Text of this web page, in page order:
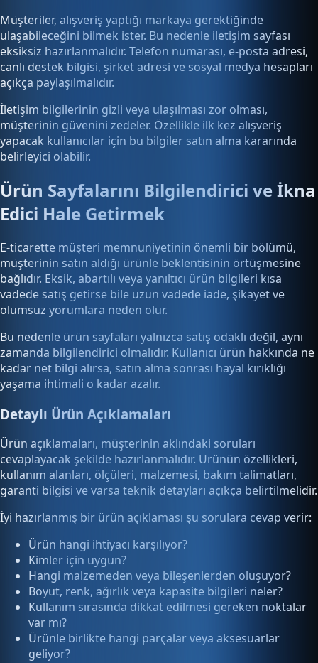
Müşteriler, alışveriş yaptığı markaya gerektiğinde
ulaşabileceğini bilmek ister. Bu nedenle iletişim sayfası
eksiksiz hazırlanmalıdır. Telefon numarası, e-posta adresi,
canlı destek bilgisi, şirket adresi ve sosyal medya hesapları
açıkça paylaşılmalıdır.
İletişim bilgilerinin gizli veya ulaşılması zor olması,
müşterinin güvenini zedeler. Özellikle ilk kez alışveriş
yapacak kullanıcılar için bu bilgiler satın alma kararında
belirleyici olabilir.
Ürün Sayfalarını Bilgilendirici ve İkna
Edici Hale Getirmek
E-ticarette müşteri memnuniyetinin önemli bir bölümü,
müşterinin satın aldığı ürünle beklentisinin örtüşmesine
bağlıdır. Eksik, abartılı veya yanıltıcı ürün bilgileri kısa
vadede satış getirse bile uzun vadede iade, şikayet ve
olumsuz yorumlara neden olur.
Bu nedenle ürün sayfaları yalnızca satış odaklı değil, aynı
zamanda bilgilendirici olmalıdır. Kullanıcı ürün hakkında ne
kadar net bilgi alırsa, satın alma sonrası hayal kırıklığı
yaşama ihtimali o kadar azalır.
Detaylı Ürün Açıklamaları
Ürün açıklamaları, müşterinin aklındaki soruları
cevaplayacak şekilde hazırlanmalıdır. Ürünün özellikleri,
kullanım alanları, ölçüleri, malzemesi, bakım talimatları,
garanti bilgisi ve varsa teknik detayları açıkça belirtilmelidir.
İyi hazırlanmış bir ürün açıklaması şu sorulara cevap verir:
Ürün hangi ihtiyacı karşılıyor?
Kimler için uygun?
Hangi malzemeden veya bileşenlerden oluşuyor?
Boyut, renk, ağırlık veya kapasite bilgileri neler?
Kullanım sırasında dikkat edilmesi gereken noktalar
var mı?
Ürünle birlikte hangi parçalar veya aksesuarlar
geliyor?